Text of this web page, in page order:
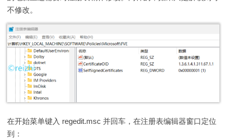
不修改。
在开始菜单键入 regedit.msc 并回车，在注册表编辑器窗口定位
到：